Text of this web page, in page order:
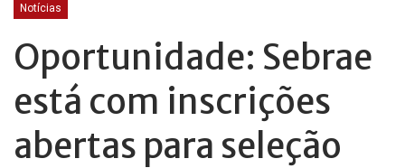
Notícias
Oportunidade: Sebrae
está com inscrições
abertas para seleção